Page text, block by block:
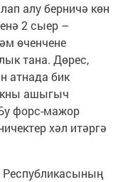
алу берничә көн
2 сыер –
өченчене
тана. Дөрес,
атнада бик
ашыгыч
форс-мажор
хәл итәргә
Республикасының